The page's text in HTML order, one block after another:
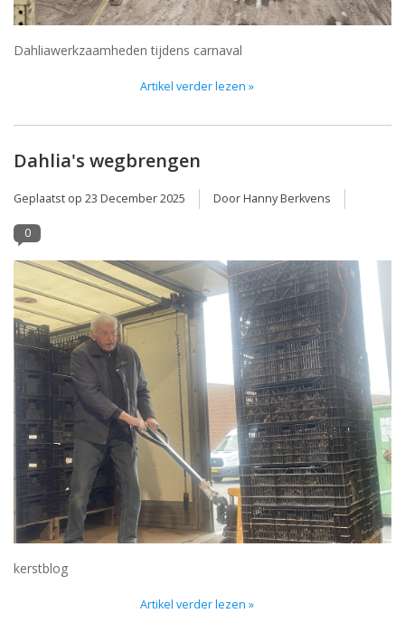
Dahliawerkzaamheden tijdens carnaval
Artikel verder lezen »
Dahlia's wegbrengen
Geplaatst op 23 December 2025 Door Hanny Berkvens
0
kerstblog
Artikel verder lezen »